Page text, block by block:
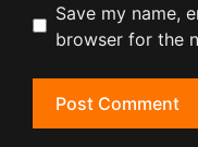
Save my name,
browser for the